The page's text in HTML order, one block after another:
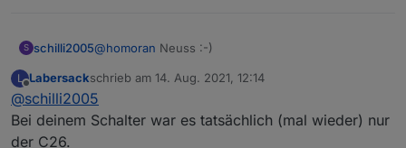
S schilli2005@homoran Neuss :-)
L
Offline
Labersackschrieb am 14. Aug. 2021, 12:14
zuletzt editiert von
@schilli2005
Bei deinem Schalter war es tatsächlich (mal wieder) nur
der C26.